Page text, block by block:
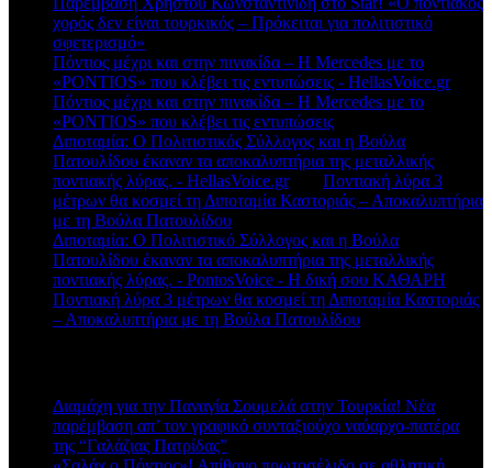
χορός δεν είναι τουρκικός – Πρόκειται για πολιτιστικό
σφετερισμό»
Πόντιος μέχρι και στην πινακίδα – Η Mercedes με το
«PONTIOS» που κλέβει τις εντυπώσεις - HellasVoice.grστο
Πόντιος μέχρι και στην πινακίδα – Η Mercedes με το
«PONTIOS» που κλέβει τις εντυπώσεις
Διποταμία: Ο Πολιτιστικός Σύλλογος και η Βούλα
Πατουλίδου έκαναν τα αποκαλυπτήρια της μεταλλικής
ποντιακής λύρας. - HellasVoice.grστο Ποντιακή λύρα 3
μέτρων θα κοσμεί τη Διποταμία Καστοριάς – Αποκαλυπτήρια
με τη Βούλα Πατουλίδου
Διποταμία: Ο Πολιτιστικό Σύλλογος και η Βούλα
Πατουλίδου έκαναν τα αποκαλυπτήρια της μεταλλικής
ποντιακής λύρας. - PontosVoice - H δική σου ΚΑΘΑΡΗ
Ποντιακή λύρα 3 μέτρων θα κοσμεί τη Διποταμία Καστοριάς
– Αποκαλυπτήρια με τη Βούλα Πατουλίδου
Διαμάχη για την Παναγία Σουμελά στην Τουρκία! Νέα
παρέμβαση απ’ τον γραφικό συνταξιούχο ναύαρχο-πατέρα
της “Γαλάζιας Πατρίδας”